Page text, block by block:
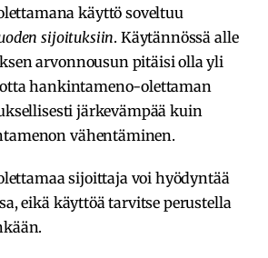
käyttö soveltuu
sijoituksiin. Käytännössä alle
arvonnousun pitäisi olla yli
hankintameno-olettaman
järkevämpää kuin
vähentäminen.
sijoittaja voi hyödyntää
eikä käyttöä tarvitse perustella